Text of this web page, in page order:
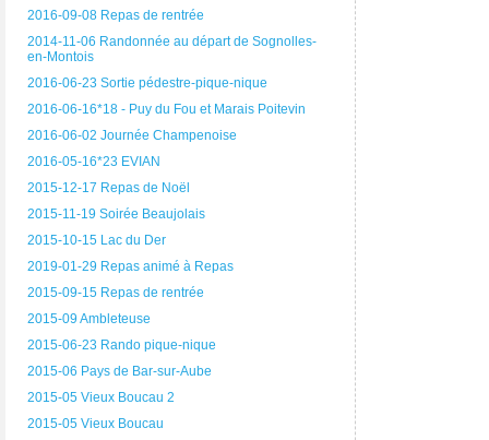
2016-09-08 Repas de rentrée
2014-11-06 Randonnée au départ de Sognolles-
en-Montois
2016-06-23 Sortie pédestre-pique-nique
2016-06-16*18 - Puy du Fou et Marais Poitevin
2016-06-02 Journée Champenoise
2016-05-16*23 EVIAN
2015-12-17 Repas de Noël
2015-11-19 Soirée Beaujolais
2015-10-15 Lac du Der
2019-01-29 Repas animé à Repas
2015-09-15 Repas de rentrée
2015-09 Ambleteuse
2015-06-23 Rando pique-nique
2015-06 Pays de Bar-sur-Aube
2015-05 Vieux Boucau 2
2015-05 Vieux Boucau